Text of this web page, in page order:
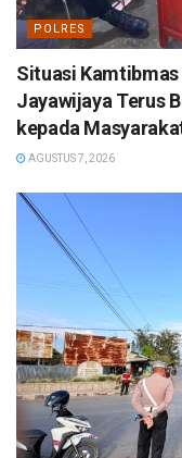
POLRES
Situasi
Jayawijaya Terus
kepada
AGUSTUS 7, 2026